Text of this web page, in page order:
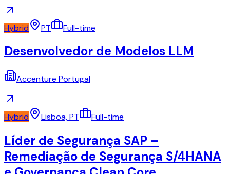
Hybrid PT Full-time
Desenvolvedor de Modelos LLM
Accenture Portugal
Hybrid Lisboa, PT Full-time
Líder de Segurança SAP –
Remediação de Segurança S/4HANA